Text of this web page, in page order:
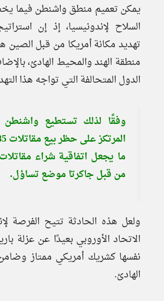
يمكن تعميم منطق واشنطن فيما
السلاح لإندونيسيا، إذ إن
تهديد مكانة أمريكا من قبل
منطقة الهند والمحيط الهادئ،
الدول المتحالفة التي تواجه هذا
وفقًا لذلك تستطيع واشنطن
ما يجعل اتفاقية شراء
من قبل جاكرتا موضع تساؤل.
ولعل هذه الحادثة تتيح الفرصة
الاتحاد الأوروبي بعيدًا عن عزلة
نفسها كشريك أمريكي ممتاز
الهادئ.